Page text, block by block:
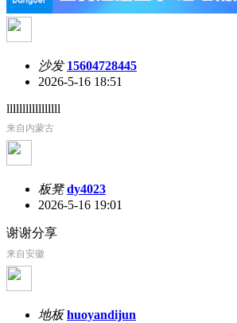
沙发 15604728445
2026-5-16 18:51
lllllllllllllllll
来自内蒙古
板凳 dy4023
2026-5-16 19:01
谢谢分享
来自安徽
地板 huoyandijun